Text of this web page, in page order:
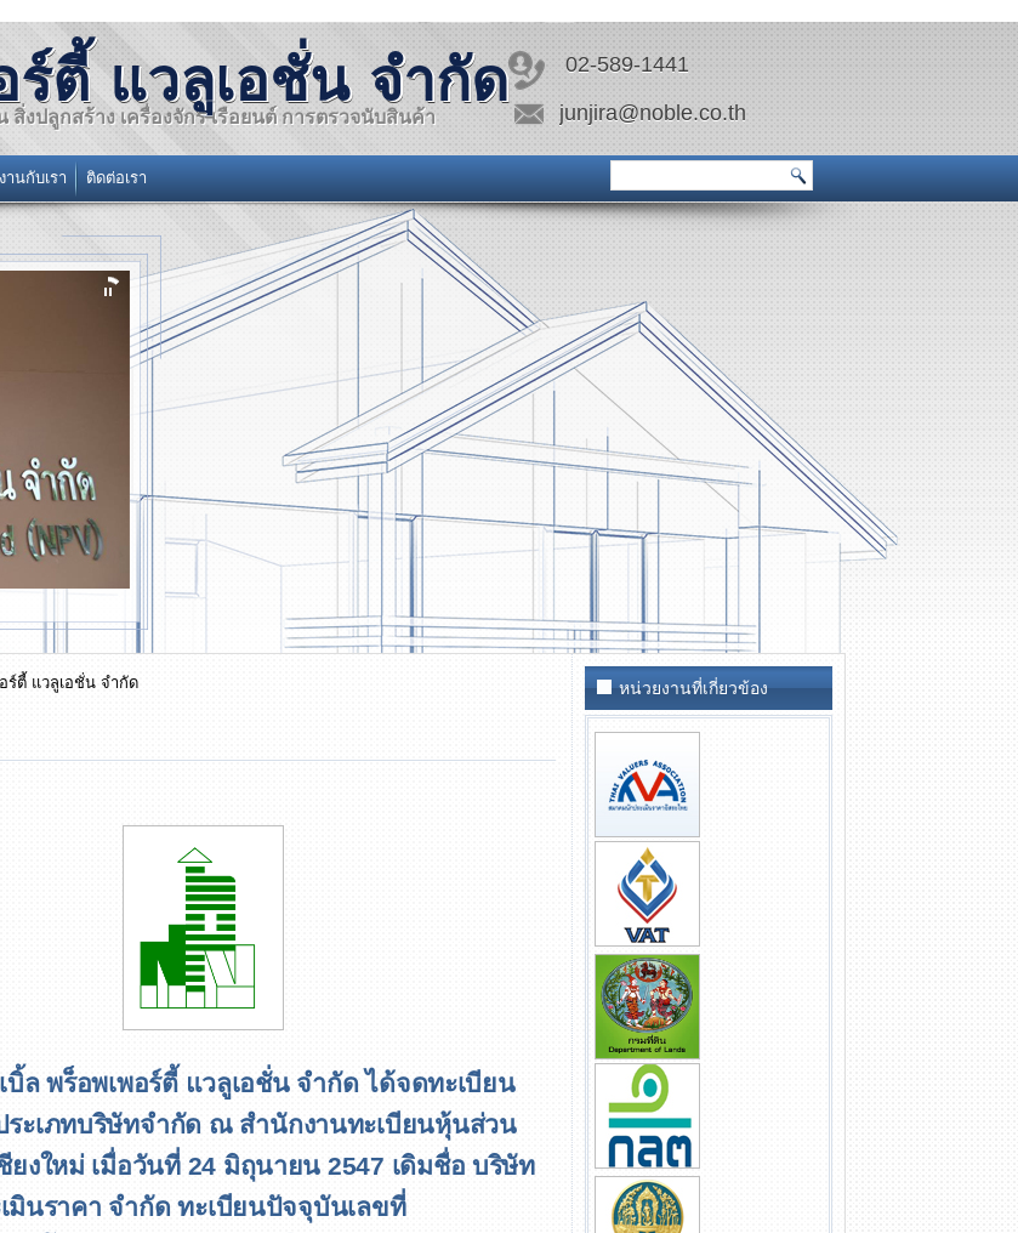
02-589-1441
junjira@noble.co.th
ร์ตี้ แวลูเอชั่น จำกัด
งปลูกสร้าง เครื่องจักร เรือยนต์ การตรวจนับสินค้า
านกับเรา ติดต่อเรา
ร์ตี้ แวลูเอชั่น จำกัด
พร็อพเพอร์ตี้ แวลูเอชั่น จำกัด ได้จดทะเบียน
ะเภทบริษัทจำกัด ณ สำนักงานทะเบียนหุ้นส่วน
ยงใหม่ เมื่อวันที่ 24 มิถุนายน 2547 เดิมชื่อ บริษัท
เมินราคา จำกัด ทะเบียนปัจจุบันเลขที่
หน่วยงานที่เกี่ยวข้อง